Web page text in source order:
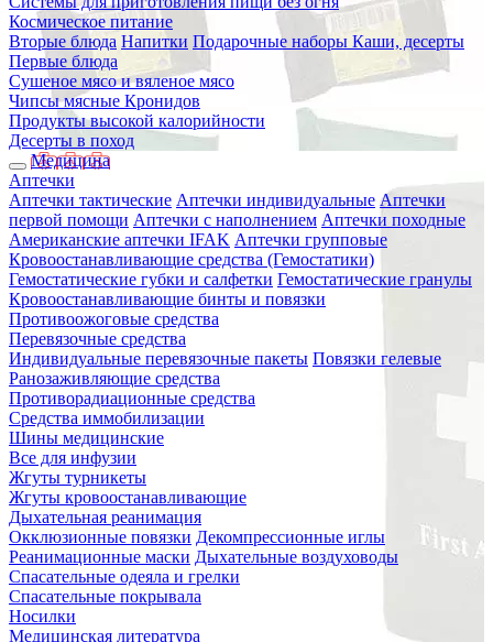
Космическое питание
Вторые блюда Напитки Подарочные наборы Каши, десерты
Первые блюда
Сушеное мясо и вяленое мясо
Чипсы мясные Кронидов
Продукты высокой калорийности
Десерты в поход
Медицина
Аптечки
Аптечки тактические Аптечки индивидуальные Аптечки
первой помощи Аптечки с наполнением Аптечки походные
Американские аптечки IFAK Аптечки групповые
Кровоостанавливающие средства (Гемостатики)
Гемостатические губки и салфетки Гемостатические гранулы
Кровоостанавливающие бинты и повязки
Противоожоговые средства
Перевязочные средства
Индивидуальные перевязочные пакеты Повязки гелевые
Ранозаживляющие средства
Противорадиационные средства
Средства иммобилизации
Шины медицинские
Все для инфузии
Жгуты турникеты
Жгуты кровоостанавливающие
Дыхательная реанимация
Окклюзионные повязки Декомпрессионные иглы
Реанимационные маски Дыхательные воздуховоды
Спасательные одеяла и грелки
Спасательные покрывала
Носилки
Медицинская литература